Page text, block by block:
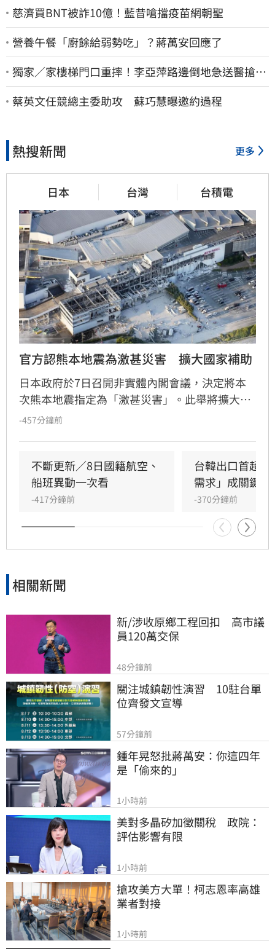
慈濟買BNT被詐10億！藍昔嗆擋疫苗網朝聖
營養午餐「廚餘給弱勢吃」？蔣萬安回應了
獨家／家樓梯門口重摔！李亞萍路邊倒地急送醫搶
命 「最新傷況」曝
蔡英文任競總主委助攻 蘇巧慧曝邀約過程
熱搜新聞 更多
日本 台灣 台積電
官方認熊本地震為激甚災害　擴大國家補助
日本政府於7日召開非實體內閣會議，決定將本
次熊本地震指定為「激甚災害」。此舉將擴大國
家對受災自治體在農業及基礎設施重建工程的補
-457分鐘前
不斷更新／8日國籍航空、
船班異動一次看
-417分鐘前
台韓出口首超
需求」成關鍵
-370分鐘前
相關新聞
新/涉收原鄉工程回扣　高市議
員120萬交保
48分鐘前
關注城鎮韌性演習　10駐台單
位齊發文宣導
57分鐘前
鍾年晃怒批蔣萬安：你這四年
是「偷來的」
1小時前
美對多晶矽加徵關稅　政院：
評估影響有限
1小時前
搶攻美方大單！柯志恩率高雄
業者對接
1小時前